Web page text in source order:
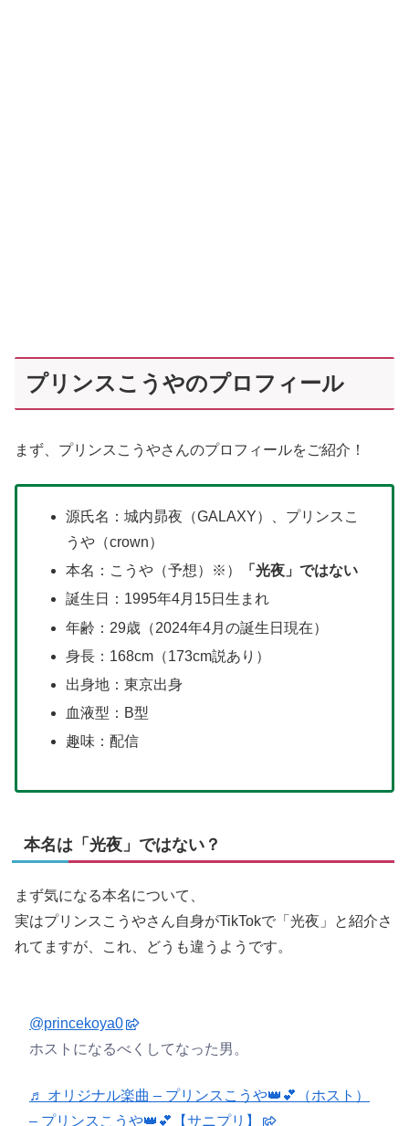
プリンスこうやのプロフィール
まず、プリンスこうやさんのプロフィールをご紹介！
源氏名：城内昴夜（GALAXY）、プリンスこ
うや（crown）
本名：こうや（予想）※）
「光夜」ではない
誕生日：1995年4月15日生まれ
年齢：29歳（2024年4月の誕生日現在）
身長：168cm（173cm説あり）
出身地：東京出身
血液型：B型
趣味：配信
本名は「光夜」ではない？
まず気になる本名について、
実はプリンスこうやさん自身がTikTokで「光夜」と紹介さ
れてますが、これ、どうも違うようです。
@princekoya0
ホストになるべくしてなった男。
♬ オリジナル楽曲 – プリンスこうや👑💕（ホスト）
– プリンスこうや👑💕【サニプリ】